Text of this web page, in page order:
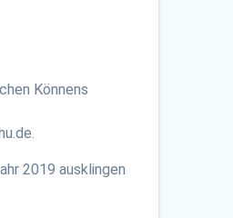
Könnens
2019 ausklingen